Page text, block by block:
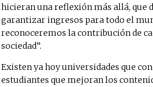
hicieran una reflexión más allá, que
garantizar ingresos para todo el
reconoceremos la contribución de
sociedad”.
Existen ya hoy universidades que
estudiantes que mejoran los